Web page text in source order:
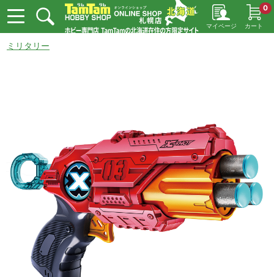
マイページ カート
0
ミリタリー